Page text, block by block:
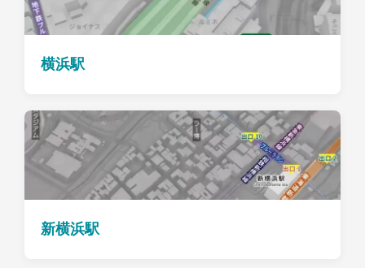
横浜駅
新横浜駅